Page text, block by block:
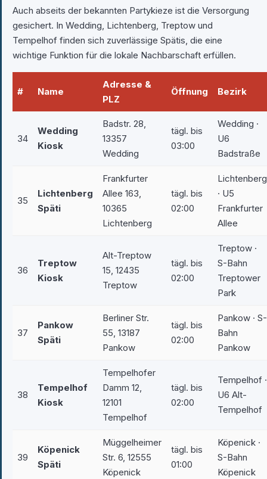
Auch abseits der bekannten Partykieze ist die Versorgung
gesichert. In Wedding, Lichtenberg, Treptow und
Tempelhof finden sich zuverlässige Spätis, die eine
wichtige Funktion für die lokale Nachbarschaft erfüllen.
# Name
Adresse &
PLZ
Öffnung Bezirk
34
Wedding
Kiosk
Badstr. 28,
13357
Wedding
tägl. bis
03:00
Wedding ·
U6
Badstraße
35
Lichtenberg
Späti
Frankfurter
Allee 163,
10365
Lichtenberg
tägl. bis
02:00
Lichtenberg
· U5
Frankfurter
Allee
36
Treptow
Kiosk
Alt-Treptow
15, 12435
Treptow
tägl. bis
02:00
Treptow ·
S-Bahn
Treptower
Park
37
Pankow
Späti
Berliner Str.
55, 13187
Pankow
tägl. bis
02:00
Pankow · S-
Bahn
Pankow
38
Tempelhof
Kiosk
Tempelhofer
Damm 12,
12101
Tempelhof
tägl. bis
02:00
Tempelhof ·
U6 Alt-
Tempelhof
39
Köpenick
Späti
Müggelheimer
Str. 6, 12555
Köpenick
tägl. bis
01:00
Köpenick ·
S-Bahn
Köpenick